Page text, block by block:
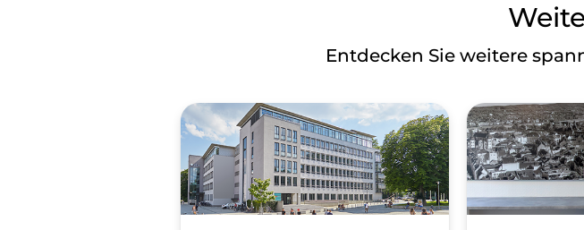
von der SÜDBLICK GmbH als Veranstalter. Die
Mit der Teilnahme am Gewinnspiel akzeptieren die
Teilnahmebedingungen ausdrücklich.
Kunden als auch Nicht-Kundinnen und -Kunden der
SÜDBLICK GmbH sowie deren Angehörige sind von
Gewinnspiel beginnt mit der Veröffentlichung des
Instagram-Proﬁl und endet zu dem jeweils
Entdecken Sie weitere